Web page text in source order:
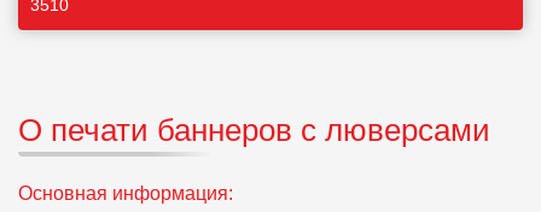
О печати баннеров с люверсами
Основная информация: